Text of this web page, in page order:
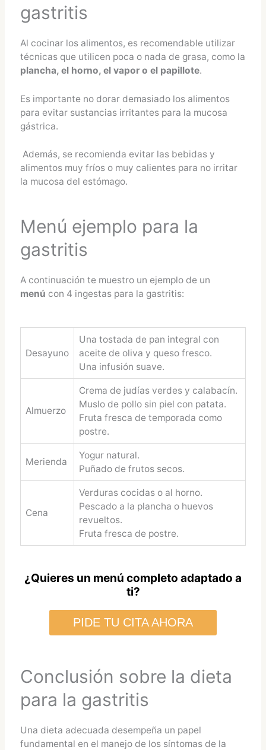
gastritis
Al cocinar los alimentos, es recomendable utilizar
técnicas que utilicen poca o nada de grasa, como la
plancha, el horno, el vapor o el papillote.
Es importante no dorar demasiado los alimentos
para evitar sustancias irritantes para la mucosa
gástrica.
Además, se recomienda evitar las bebidas y
alimentos muy fríos o muy calientes para no irritar
la mucosa del estómago.
Menú ejemplo para la
gastritis
A continuación te muestro un ejemplo de un
menú con 4 ingestas para la gastritis:
Desayuno
Una tostada de pan integral con
aceite de oliva y queso fresco.
Una infusión suave.
Almuerzo
Crema de judías verdes y calabacín.
Muslo de pollo sin piel con patata.
Fruta fresca de temporada como
postre.
Merienda
Yogur natural.
Puñado de frutos secos.
Cena
Verduras cocidas o al horno.
Pescado a la plancha o huevos
revueltos.
Fruta fresca de postre.
¿Quieres un menú completo adaptado a
ti?
PIDE TU CITA AHORA
Conclusión sobre la dieta
para la gastritis
Una dieta adecuada desempeña un papel
fundamental en el manejo de los síntomas de la